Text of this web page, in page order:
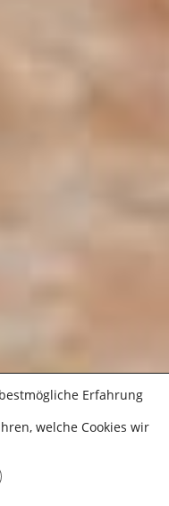
Erfahrung
welche Cookies wir
Cookie-Banner